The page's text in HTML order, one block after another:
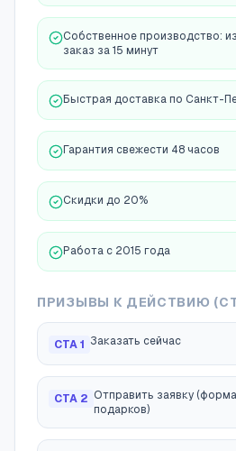
Собственное производство:
заказ за 15 минут
Быстрая доставка по Санкт-
Гарантия свежести 48 часов
Скидки до 20%
Работа с 2015 года
ПРИЗЫВЫ К ДЕЙСТВИЮ
CTA 1 Заказать сейчас
CTA 2 Отправить заявку
подарков)